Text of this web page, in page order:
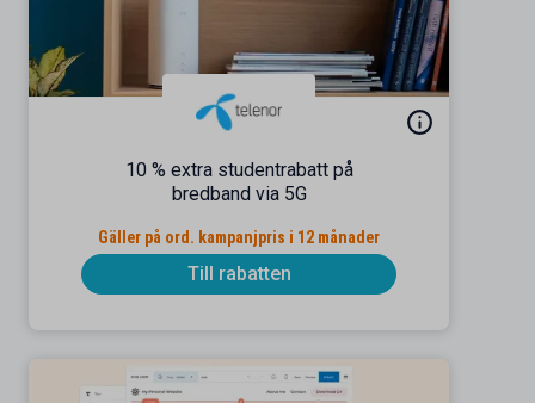
10 % extra studentrabatt på
bredband via 5G
Gäller på ord. kampanjpris i 12 månader
Till rabatten